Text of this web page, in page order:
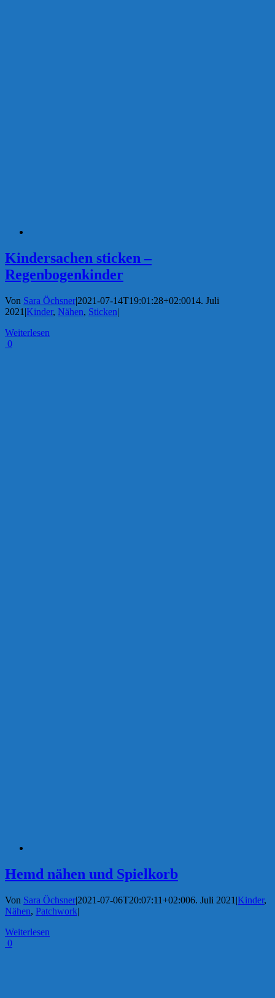
Kindersachen sticken –
Regenbogenkinder
Von Sara Öchsner|2021-07-14T19:01:28+02:0014. Juli
2021 |Kinder, Nähen, Sticken|
Weiterlesen
0
Hemd nähen und Spielkorb
Von Sara Öchsner|2021-07-06T20:07:11+02:006. Juli 2021 |Kinder,
Nähen, Patchwork|
Weiterlesen
0